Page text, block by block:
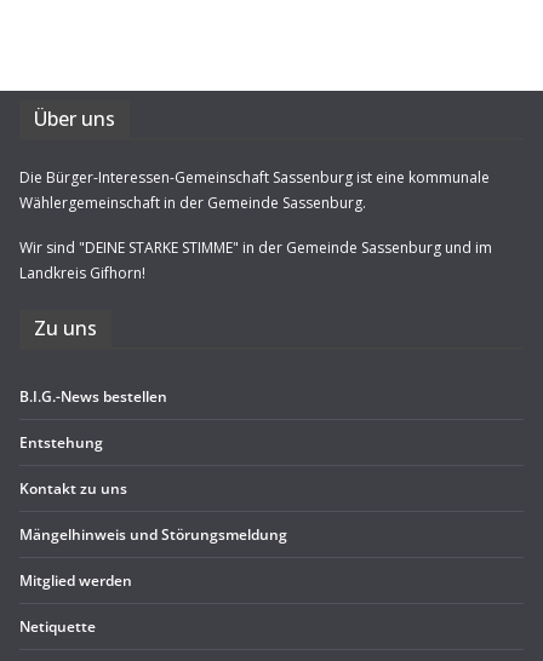
Über uns
Die Bürger-Interessen-Gemeinschaft Sassenburg ist eine kommunale
Wählergemeinschaft in der Gemeinde Sassenburg.
Wir sind "DEINE STARKE STIMME" in der Gemeinde Sassenburg und im
Landkreis Gifhorn!
Zu uns
B.I.G.-News bestel­len
Ent­ste­hung
Kon­takt zu uns
Män­gel­hin­weis und Störungsmeldung
Mit­glied werden
Neti­quette